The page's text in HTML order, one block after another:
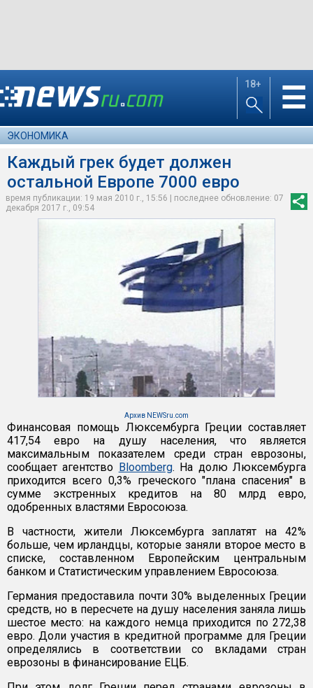
18+ ☰
ЭКОНОМИКА
Каждый грек будет должен
остальной Европе 7000 евро
время публикации: 19 мая 2010 г., 15:56 | последнее обновление: 07
декабря 2017 г., 09:54
Архив NEWSru.com
Финансовая помощь Люксембурга Греции составляет
417,54 евро на душу населения, что является
максимальным показателем среди стран еврозоны,
сообщает агентство Bloomberg. На долю Люксембурга
приходится всего 0,3% греческого "плана спасения" в
сумме экстренных кредитов на 80 млрд евро,
одобренных властями Евросоюза.
В частности, жители Люксембурга заплатят на 42%
больше, чем ирландцы, которые заняли второе место в
списке, составленном Европейским центральным
банком и Статистическим управлением Евросоюза.
Германия предоставила почти 30% выделенных Греции
средств, но в пересчете на душу населения заняла лишь
шестое место: на каждого немца приходится по 272,38
евро. Доли участия в кредитной программе для Греции
определялись в соответствии со вкладами стран
еврозоны в финансирование ЕЦБ.